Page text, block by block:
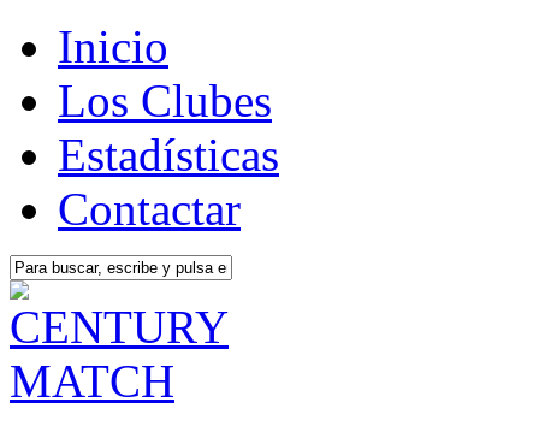
Inicio
Los Clubes
Estadísticas
Contactar